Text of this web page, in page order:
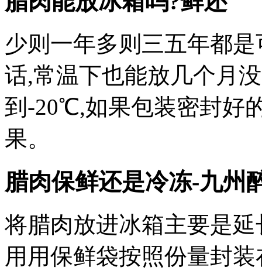
少则一年多则三五年都
话,常温下也能放几个月
到-20℃,如果包装密封好
果。
腊肉保鲜还是冷冻-九州
将腊肉放进冰箱主要是
用用保鲜袋按照份量封